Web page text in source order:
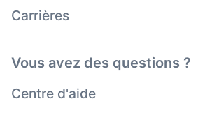
Carrières
Vous avez des questions ?
Centre d'aide